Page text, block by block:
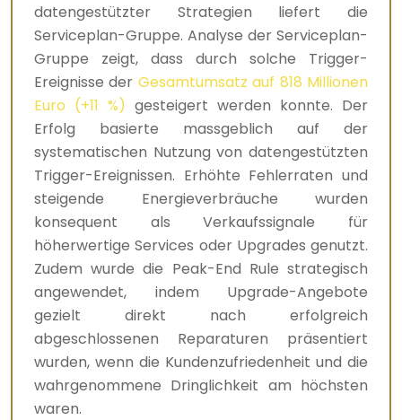
datengestützter Strategien liefert die
Serviceplan-Gruppe. Analyse der Serviceplan-
Gruppe zeigt, dass durch solche Trigger-
Ereignisse der Gesamtumsatz auf 818 Millionen
Euro (+11 %) gesteigert werden konnte. Der
Erfolg basierte massgeblich auf der
systematischen Nutzung von datengestützten
Trigger-Ereignissen. Erhöhte Fehlerraten und
steigende Energieverbräuche wurden
konsequent als Verkaufssignale für
höherwertige Services oder Upgrades genutzt.
Zudem wurde die Peak-End Rule strategisch
angewendet, indem Upgrade-Angebote
gezielt direkt nach erfolgreich
abgeschlossenen Reparaturen präsentiert
wurden, wenn die Kundenzufriedenheit und die
wahrgenommene Dringlichkeit am höchsten
waren.